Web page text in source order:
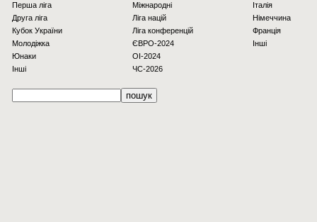
Перша ліга
Друга ліга
Кубок України
Молодіжка
Юнаки
Інші
Міжнародні
Ліга націй
Ліга конференцій
ЄВРО-2024
OI-2024
ЧС-2026
Італія
Німеччина
Франція
Інші